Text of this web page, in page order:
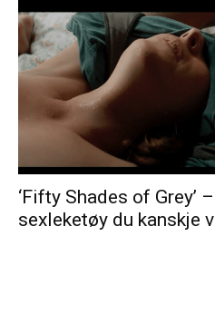
‘Fifty Shades of Grey’
sexleketøy du kanskje